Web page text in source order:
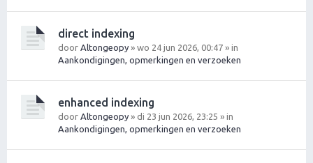
direct indexing
door Altongeopy » wo 24 jun 2026, 00:47 » in
Aankondigingen, opmerkingen en verzoeken
enhanced indexing
door Altongeopy » di 23 jun 2026, 23:25 » in
Aankondigingen, opmerkingen en verzoeken